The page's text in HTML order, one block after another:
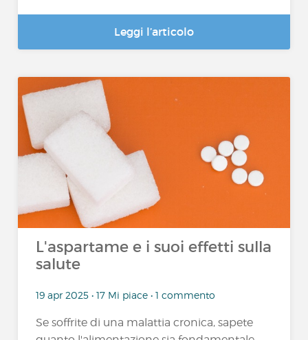
Leggi l’articolo
L'aspartame e i suoi effetti sulla
salute
19 apr 2025 • 17 Mi piace • 1 commento
Se soffrite di una malattia cronica, sapete